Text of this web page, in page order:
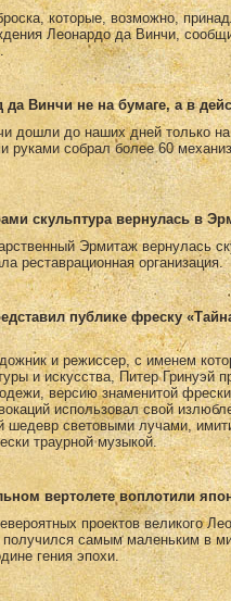
которые, возможно,
Леонардо да Винчи,
Винчи не на бумаге, а в
дошли до наших дней только
руками собрал более 60
скульптура вернулась в
Эрмитаж вернулась
реставрационная организация.
публике фреску
и режиссер, с именем
и искусства, Питер Гринуэй
версию знаменитой
использовал свой
шедевр световыми лучами,
траурной музыкой.
вертолете воплотили
проектов великого
самым маленьким в
гения эпохи.